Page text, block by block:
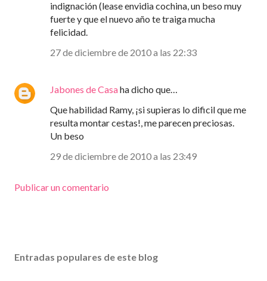
indignación (lease envidia cochina, un beso muy
fuerte y que el nuevo año te traiga mucha
felicidad.
27 de diciembre de 2010 a las 22:33
Jabones de Casaha dicho que…
Que habilidad Ramy, ¡si supieras lo dificil que me
resulta montar cestas!, me parecen preciosas.
Un beso
29 de diciembre de 2010 a las 23:49
Publicar un comentario
Entradas populares de este blog